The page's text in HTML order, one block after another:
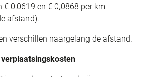
€ 0,0619 en € 0,0868 per km
afstand).
verschillen naargelang de afstand.